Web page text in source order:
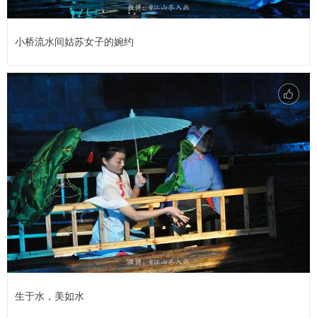
小桥流水间姑苏女子的婉约
生于水，美如水